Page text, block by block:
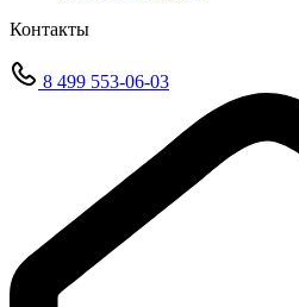
Контакты
8 499 553-06-03